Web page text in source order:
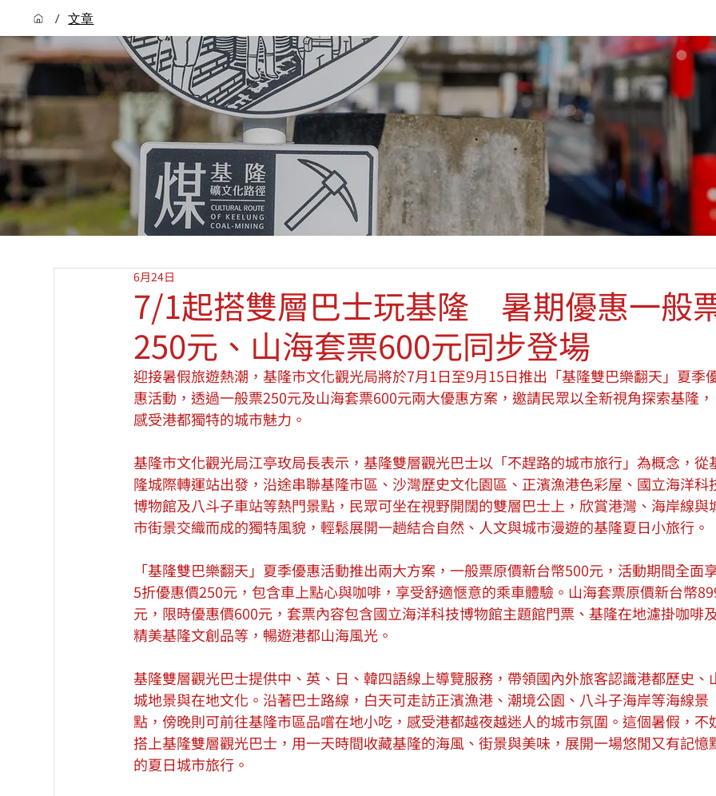
/ 文章
7/1起搭雙層巴士玩基隆 暑期優惠一般
250元、山海套票600元同步登場
6月24日
迎接暑假旅遊熱潮，基隆市文化觀光局將於7月1日至9月15日推出「基隆雙巴樂翻天」夏季
惠活動，透過一般票250元及山海套票600元兩大優惠方案，邀請民眾以全新視角探索基隆，
感受港都獨特的城市魅力。
基隆市文化觀光局江亭玫局長表示，基隆雙層觀光巴士以「不趕路的城市旅行」為概念，從
隆城際轉運站出發，沿途串聯基隆市區、沙灣歷史文化園區、正濱漁港色彩屋、國立海洋科
博物館及八斗子車站等熱門景點，民眾可坐在視野開闊的雙層巴士上，欣賞港灣、海岸線與
市街景交織而成的獨特風貌，輕鬆展開一趟結合自然、人文與城市漫遊的基隆夏日小旅行。
「基隆雙巴樂翻天」夏季優惠活動推出兩大方案，一般票原價新台幣500元，活動期間全面
5折優惠價250元，包含車上點心與咖啡，享受舒適愜意的乘車體驗。山海套票原價新台幣
元，限時優惠價600元，套票內容包含國立海洋科技博物館主題館門票、基隆在地濾掛咖啡
精美基隆文創品等，暢遊港都山海風光。
基隆雙層觀光巴士提供中、英、日、韓四語線上導覽服務，帶領國內外旅客認識港都歷史、
城地景與在地文化。沿著巴士路線，白天可走訪正濱漁港、潮境公園、八斗子海岸等海線景
點，傍晚則可前往基隆市區品嚐在地小吃，感受港都越夜越迷人的城市氛圍。這個暑假，不
搭上基隆雙層觀光巴士，用一天時間收藏基隆的海風、街景與美味，展開一場悠閒又有記憶
的夏日城市旅行。